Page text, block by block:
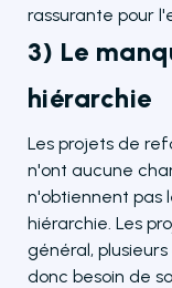
rassurante pour
3) Le
hiérarchie
Les projets de
n'ont aucune
n'obtiennent pas
hiérarchie. Les
général,
donc besoin de